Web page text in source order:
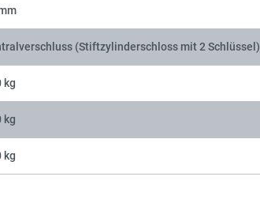
(Stiftzylinderschloss mit 2 Schlüssel)
kg
kg
kg